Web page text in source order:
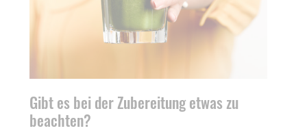
Gibt es bei der Zubereitung etwas zu
beachten?